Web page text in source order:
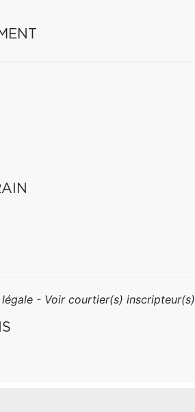
- Voir courtier(s) inscripteur(s)